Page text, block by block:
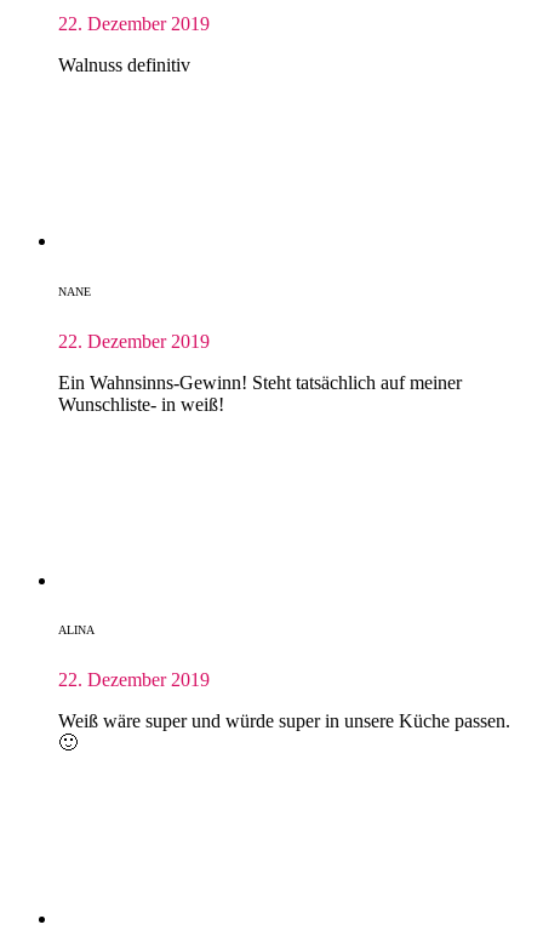
22. Dezember 2019
Walnuss definitiv
NANE
22. Dezember 2019
Ein Wahnsinns-Gewinn! Steht tatsächlich auf meiner
Wunschliste- in weiß!
ALINA
22. Dezember 2019
Weiß wäre super und würde super in unsere Küche passen.
🙂